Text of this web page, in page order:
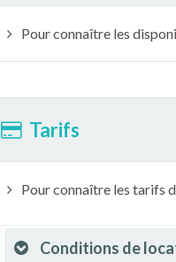
Pour connaître les
Tarifs
Pour connaître les tarifs
Conditions de